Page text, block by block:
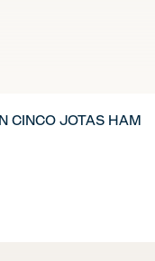
CINCO JOTAS HAM